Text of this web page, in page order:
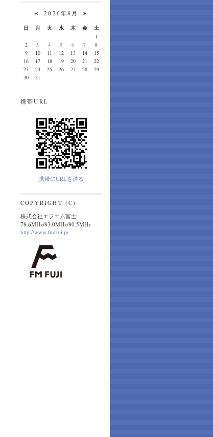
«2026年8月 »
日 月 火 水 木 金
土
1
2
3 4 5 6 7
8
9
10 11 12 13 14
15
16
17 18 19 20 21
22
23
24 25 26 27 28
29
30
31
携帯URL
携帯にURLを送る
COPYRIGHT (C)
株式会社エフエム富士
78.6MHz/83.0MHz/80.5MHz
http://www.fmfuji.jp